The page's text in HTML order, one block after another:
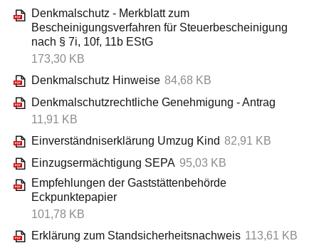
Denkmalschutz - Merkblatt zum
Bescheinigungsverfahren für Steuerbescheinigung
nach § 7i, 10f, 11b EStG
173,30 KB
Denkmalschutz Hinweise 84,68 KB
Denkmalschutzrechtliche Genehmigung - Antrag
11,91 KB
Einverständniserklärung Umzug Kind 82,91 KB
Einzugsermächtigung SEPA 95,03 KB
Empfehlungen der Gaststättenbehörde
Eckpunktepapier
101,78 KB
Erklärung zum Standsicherheitsnachweis 113,61 KB